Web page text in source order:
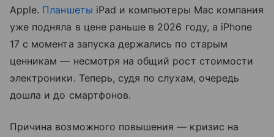
Apple. Планшеты iPad и компьютеры Mac компания
уже подняла в цене раньше в 2026 году, а iPhone
17 с момента запуска держались по старым
ценникам — несмотря на общий рост стоимости
электроники. Теперь, судя по слухам, очередь
дошла и до смартфонов.
Причина возможного повышения — кризис на